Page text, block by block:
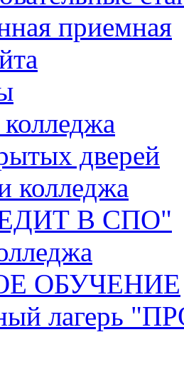
приемная
дверей
колледжа
В СПО"
ОБУЧЕНИЕ
лагерь